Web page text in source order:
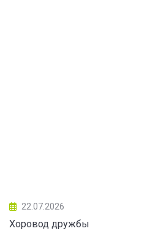
22.07.2026
Хоровод дружбы